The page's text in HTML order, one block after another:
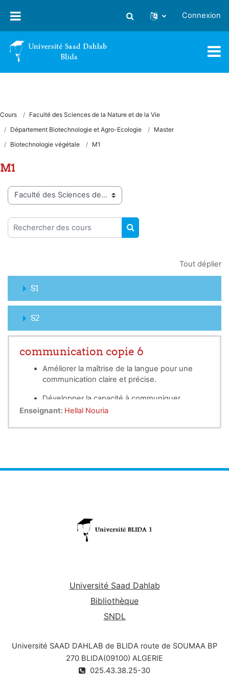
Activer/désactiver la saisie
Connexion
Cours
Faculté des Sciences de la Nature et de la Vie
Département Biotechnologie et Agro-Ecologie
Master
Biotechnologie végétale
M1
M1
Catégories de cours
Rechercher des cours
RECHERCHER DES
Tout déplier
S1
S2
communication copie 6
Améliorer la maîtrise de la langue pour une
communication claire et précise.
Développer la capacité à communiquer
efficacement au sein et en dehors de
Développer les compétences pour une
Enseignant: Hellal Nouria
Université Saad Dahlab
Bibliothèque
SNDL
Université SAAD DAHLAB de BLIDA route de SOUMAA BP
270 BLIDA(09100) ALGERIE
025.43.38.25-30